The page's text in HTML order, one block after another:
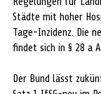
Städte mit hoher
Tage-Inzidenz. Die
findet sich in § 28 a
Der Bund lässt